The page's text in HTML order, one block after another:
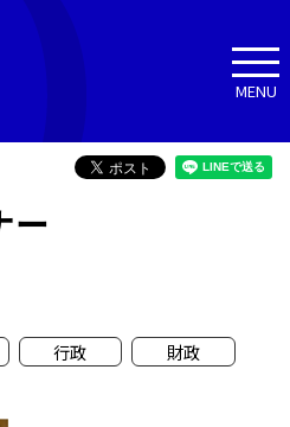
MENU
ー
行政 財政